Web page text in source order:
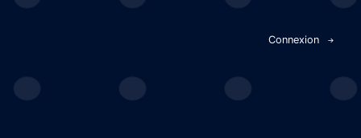
Connexion